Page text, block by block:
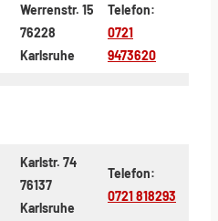
Werrenstr. 15
76228
Karlsruhe
Telefon:
0721
9473620
Karlstr. 74
76137
Karlsruhe
Telefon:
0721 818293